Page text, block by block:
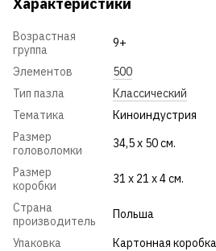
Возрастная
группа
9+
Элементов
500
Тип пазла
Классический
Тематика
Киноиндустрия
Размер
головоломки
34,5 x 50 см.
Размер
коробки
31 x 21 x 4 см.
Страна
производитель
Польша
Упаковка
Картонная коробка